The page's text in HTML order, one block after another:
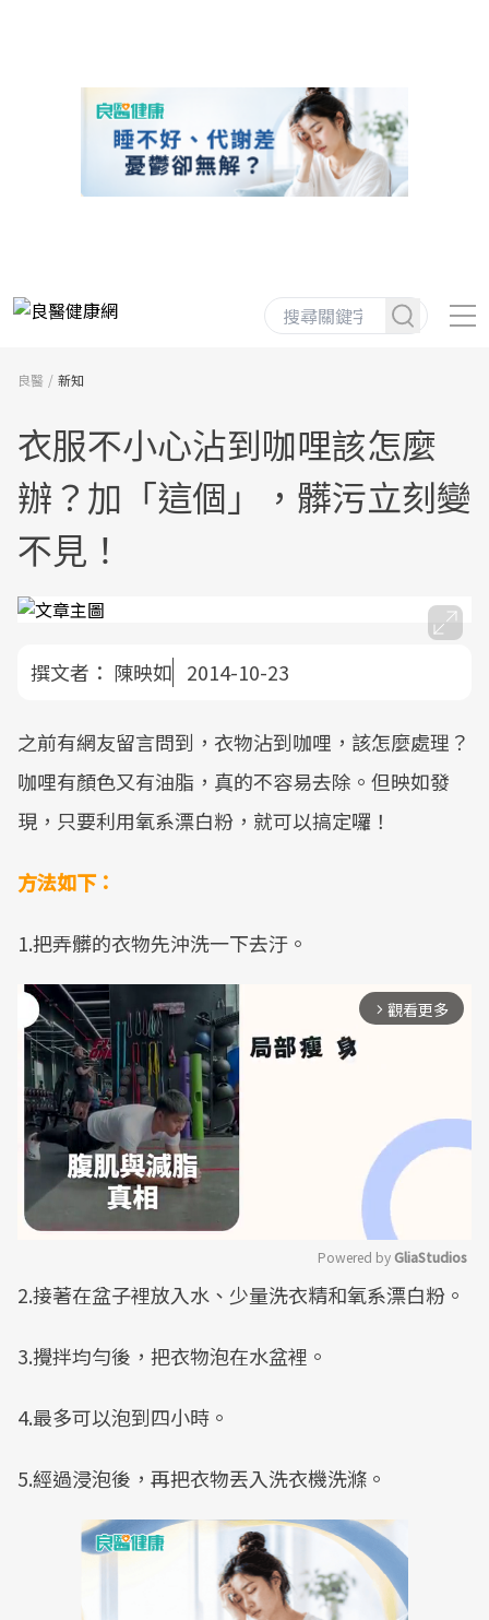
良醫 新知
衣服不小心沾到咖哩該怎麼
辦？加「這個」，髒污立刻變
不見！
撰文者： 陳映如 2014-10-23
之前有網友留言問到，衣物沾到咖哩，該怎麼處理？
咖哩有顏色又有油脂，真的不容易去除。但映如發
現，只要利用氧系漂白粉，就可以搞定囉！
方法如下：
1.把弄髒的衣物先沖洗一下去汙。
arrow_forward_ios 觀看更多
Mute
Powered by GliaStudios
2.接著在盆子裡放入水、少量洗衣精和氧系漂白粉。
3.攪拌均勻後，把衣物泡在水盆裡。
4.最多可以泡到四小時。
5.經過浸泡後，再把衣物丟入洗衣機洗滌。